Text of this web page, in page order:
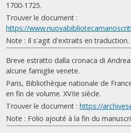
1700-1725.
Trouver le document :
https://
Note : Il s'agit d'extraits en traduction.
Breve estratto dalla cronaca di
alcune famiglie venete.
Paris, Bibliothèque nationale de
en fin de volume. XVIIe siècle.
Trouver le document : https://
Note : Folio ajouté à la fin du